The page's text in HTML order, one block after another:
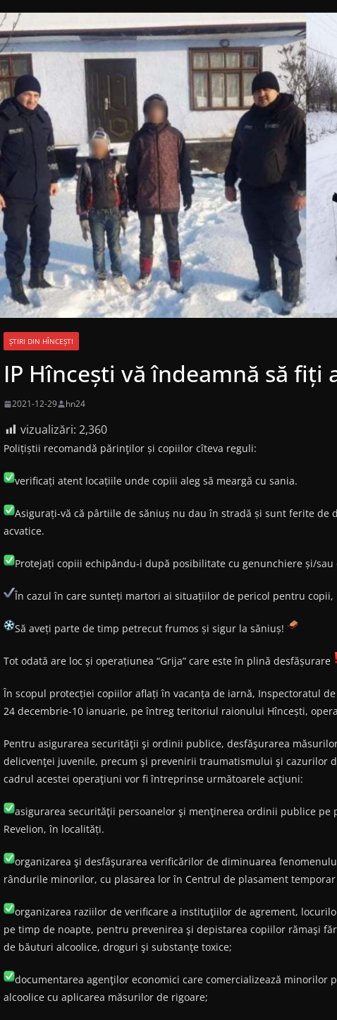
ȘTIRI DIN HÎNCEȘTI
IP Hîncești vă îndeamnă să fiți
2021-12-29 hn24
vizualizări: 2,360
Polițiștii recomandă părinţilor și copiilor cîteva reguli:
verificați atent locațiile unde copiii aleg să meargă cu sania.
Asigurați-vă că pârtiile de săniuș nu dau în stradă și sunt ferite de
acvatice.
Protejați copiii echipându-i după posibilitate cu genunchiere și/sau
În cazul în care sunteți martori ai situațiilor de pericol pentru
Să aveți parte de timp petrecut frumos și sigur la săniuș!
Tot odată are loc și operațiunea “Grija” care este în plină desfășurare
În scopul protecției copiilor aflați în vacanța de iarnă, Inspectoratul
24 decembrie-10 ianuarie, pe întreg teritoriul raionului Hîncești,
Pentru asigurarea securităţii şi ordinii publice, desfăşurarea
delicvenţei juvenile, precum şi prevenirii traumatismului şi cazurilor
cadrul acestei operaţiuni vor fi întreprinse următoarele acţiuni:
asigurarea securităţii persoanelor şi menţinerea ordinii publice pe
Revelion, în localități.
organizarea şi desfăşurarea verificărilor de diminuarea
rândurile minorilor, cu plasarea lor în Centrul de plasament
organizarea raziilor de verificare a instituţiilor de agrement,
pe timp de noapte, pentru prevenirea şi depistarea copiilor rămaşi
de băuturi alcoolice, droguri şi substanţe toxice;
documentarea agenţilor economici care comercializează minorilor
alcoolice cu aplicarea măsurilor de rigoare;